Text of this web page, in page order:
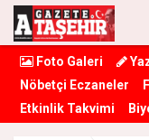
Foto Galeri
Nöbetçi Eczaneler
Etkinlik Takvimi